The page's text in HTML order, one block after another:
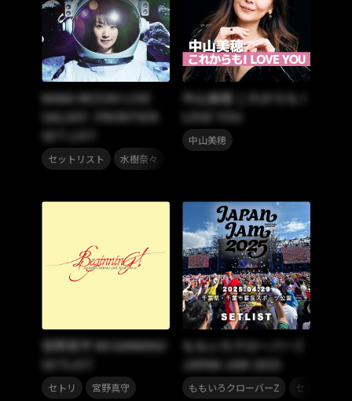
NANA MIZUKI LIVE
GALAXY -FRONTIER-
SET LIST
セットリスト 水樹奈々
中山美穂 これからも I
LOVE YOU
中山美穂
宮野真守 BEGINNING!
SETLIST
セトリ 宮野真守
ももいろクローバーZ
JAPAN JAM 2025
ももいろクローバーZ セトリ